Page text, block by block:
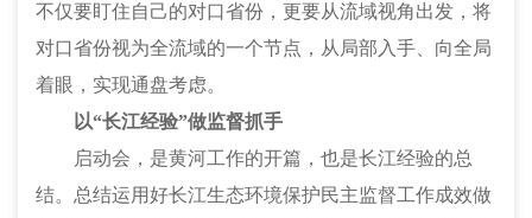
不仅要盯住自己的对口省份，更要从流域视角出发，将
对口省份视为全流域的一个节点，从局部入手、向全局
着眼，实现通盘考虑。
以“长江经验”做监督抓手
启动会，是黄河工作的开篇，也是长江经验的总
结。总结运用好长江生态环境保护民主监督工作成效做